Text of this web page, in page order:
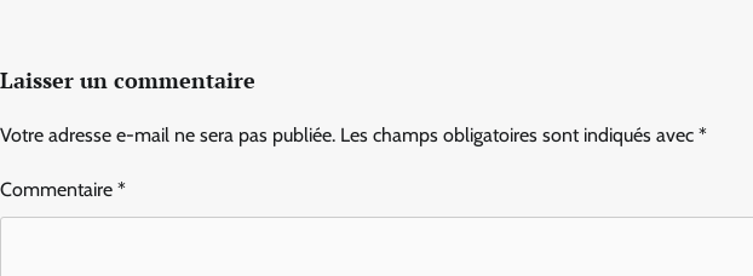
Laisser un commentaire
Votre adresse e-mail ne sera pas publiée. Les champs obligatoires sont indiqués avec *
Commentaire *